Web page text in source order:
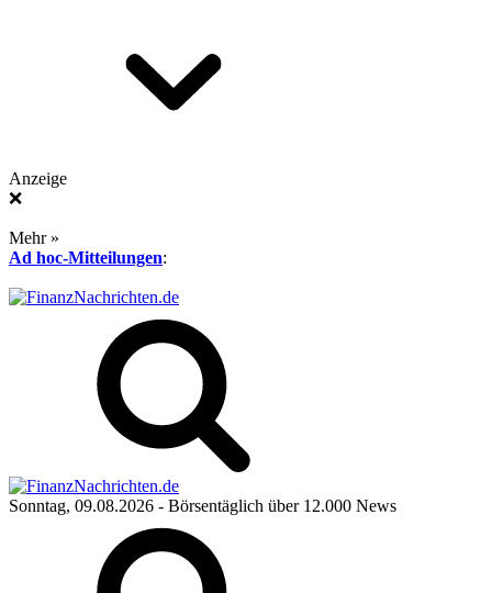
Anzeige
❌
Mehr »
Ad hoc-Mitteilungen:
Sonntag, 09.08.2026 - Börsentäglich über 12.000 News